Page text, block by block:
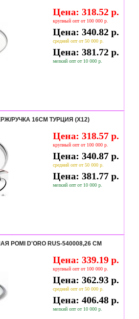
Цена: 318.52 р.
крупный опт от 100 000 р.
Цена: 340.82 р.
средний опт от 50 000 р.
Цена: 381.72 р.
мелкий опт от 10 000 р.
РУЧКА 16СМ ТУРЦИЯ (Х12)
Цена: 318.57 р.
крупный опт от 100 000 р.
Цена: 340.87 р.
средний опт от 50 000 р.
Цена: 381.77 р.
мелкий опт от 10 000 р.
POMI D'ORO RUS-540008,26 СМ
Цена: 339.19 р.
крупный опт от 100 000 р.
Цена: 362.93 р.
средний опт от 50 000 р.
Цена: 406.48 р.
мелкий опт от 10 000 р.